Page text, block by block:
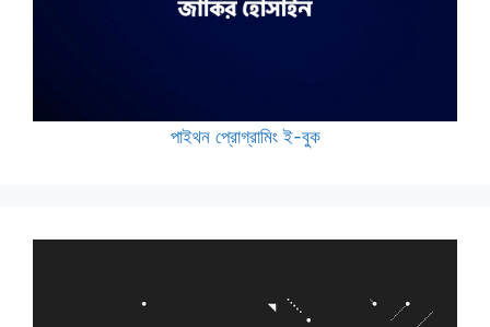
পাইথন প্রোগ্রামিং ই-বুক